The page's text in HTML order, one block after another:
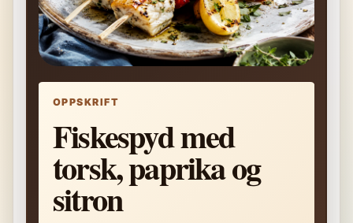
OPPSKRIFT
Fiskespyd med
torsk, paprika og
sitron